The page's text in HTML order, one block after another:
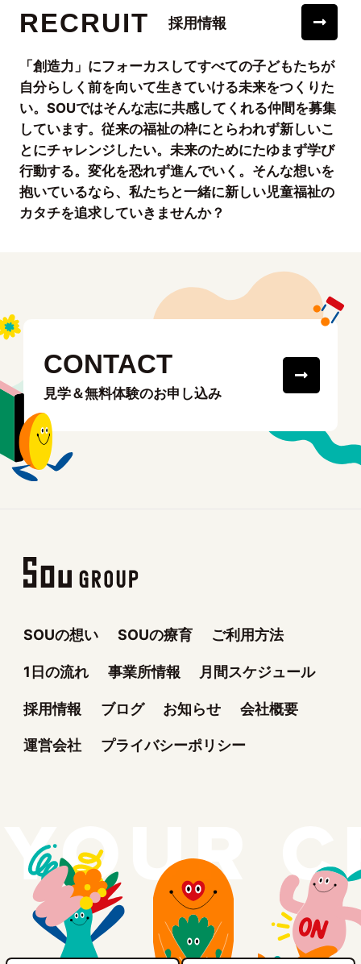
RECRUIT 採用情報
「創造力」にフォーカスしてすべての子どもたちが
自分らしく前を向いて生きていける未来をつくりた
い。SOUではそんな志に共感してくれる仲間を募集
しています。従来の福祉の枠にとらわれず新しいこ
とにチャレンジしたい。未来のためにたゆまず学び
行動する。変化を恐れず進んでいく。そんな想いを
抱いているなら、私たちと一緒に新しい児童福祉の
カタチを追求していきませんか？
CONTACT
見学＆無料体験のお申し込み
SOUの想い SOUの療育 ご利用方法
1日の流れ 事業所情報 月間スケジュール
採用情報 ブログ お知らせ 会社概要
運営会社 プライバシーポリシー